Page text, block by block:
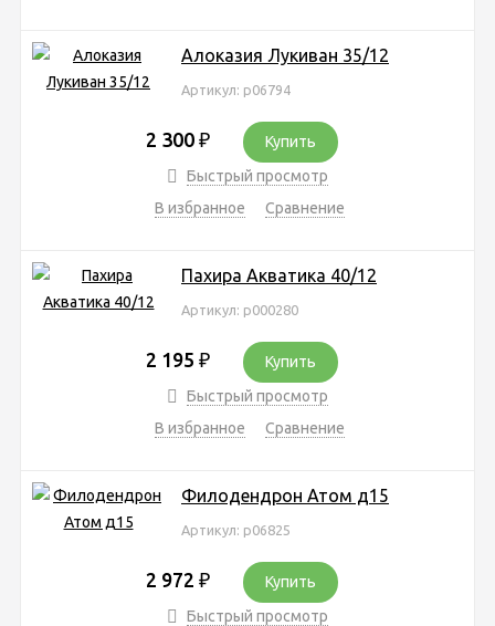
Алоказия Лукиван 35/12
Артикул: р06794
2 300 ₽
Купить
Быстрый просмотр
В избранное
Сравнение
Пахира Акватика 40/12
Артикул: р000280
2 195 ₽
Купить
Быстрый просмотр
В избранное
Сравнение
Филодендрон Атом д15
Артикул: р06825
2 972 ₽
Купить
Быстрый просмотр